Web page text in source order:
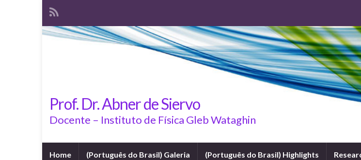
Prof. Dr. Abner de Siervo
Docente – Instituto de Física Gleb Wataghin
Home (Português do Brasil) Galeria (Português do Brasil) Highlights